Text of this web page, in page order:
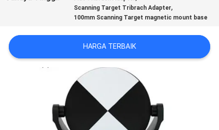
POLICY
Scanning Target Tribrach Adapter,
100mm Scanning Target magnetic mount base
HARGA TERBAIK